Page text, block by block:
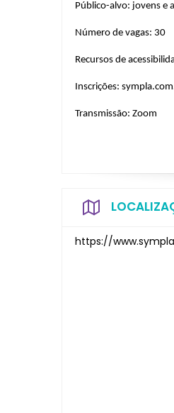
Público-alvo: jovens e
Número de vagas: 30
Recursos de
Inscrições:
Transmissão: Zoom
https://